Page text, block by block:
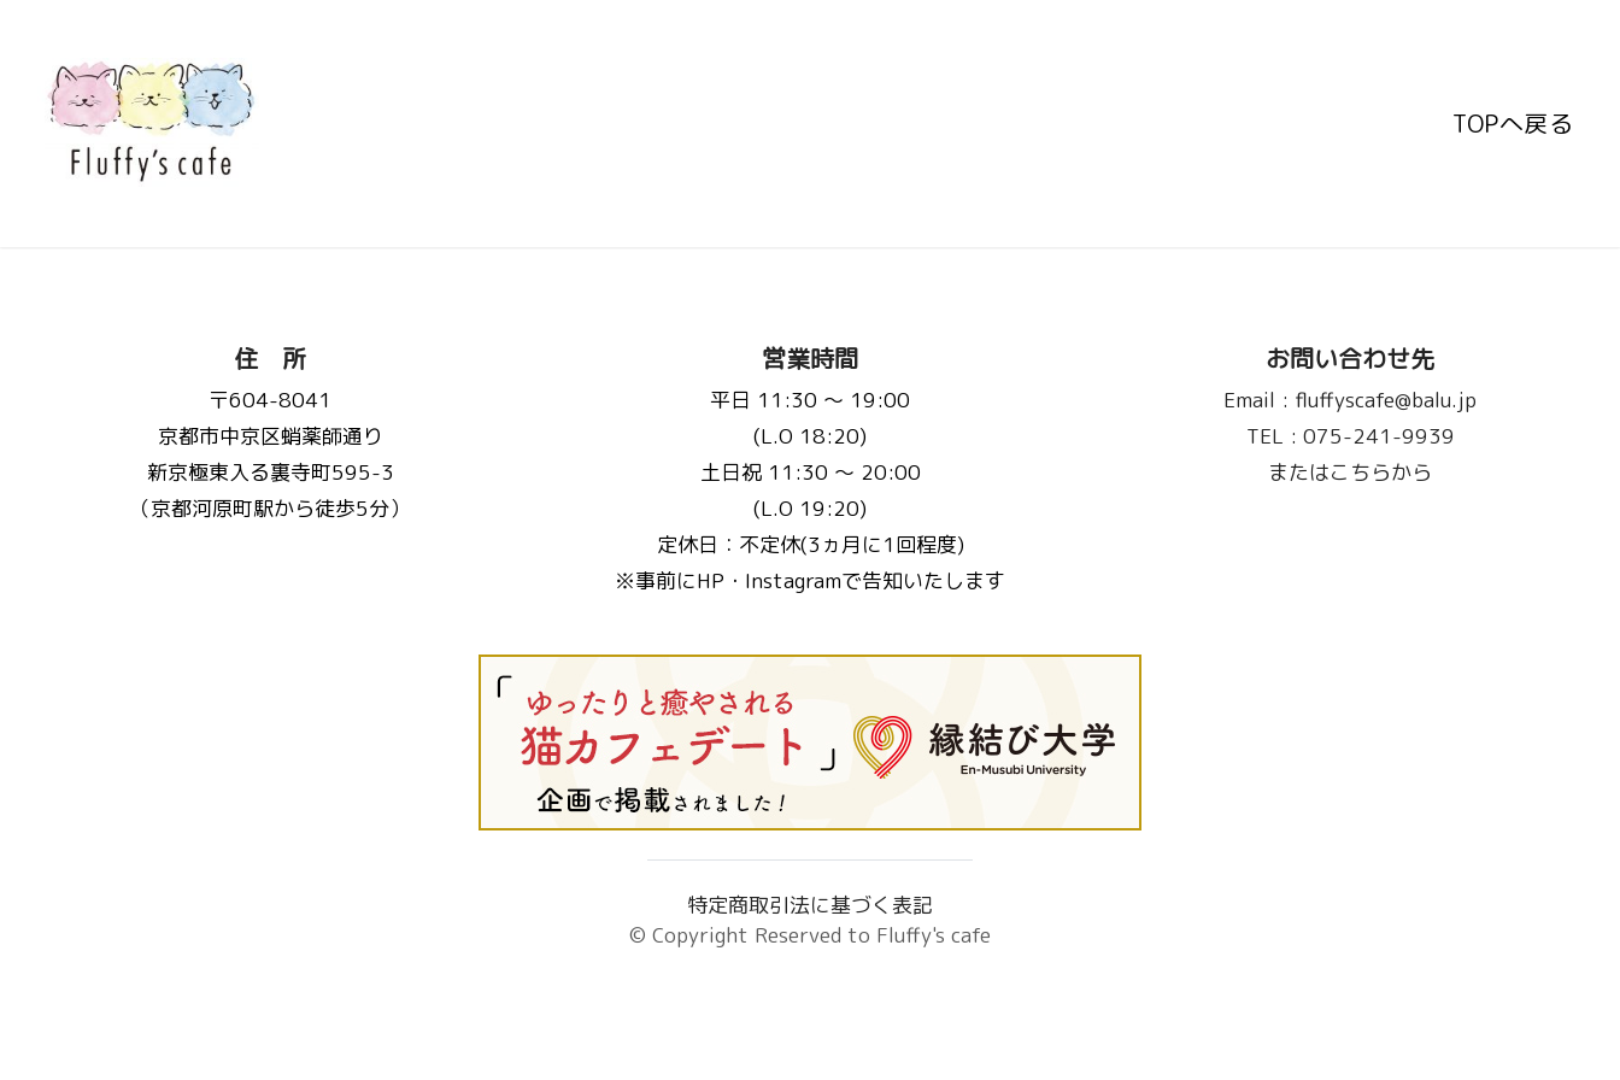
TOPへ戻る
TOPへ戻る
住 所
〒604-8041
京都市中京区蛸薬師通り
新京極東入る裏寺町595-3
（京都河原町駅から徒歩5分）
営業時間
平日 11:30 〜 19:00
(L.O 18:20)
土日祝 11:30 〜 20:00
(L.O 19:20)
定休日：不定休(3ヵ月に1回程度)
※事前にHP・Instagramで告知いたします
お問い合わせ先
Email : fluffyscafe@balu.jp
TEL : 075-241-9939
またはこちらから
特定商取引法に基づく表記
© Copyright Reserved to Fluffy's cafe